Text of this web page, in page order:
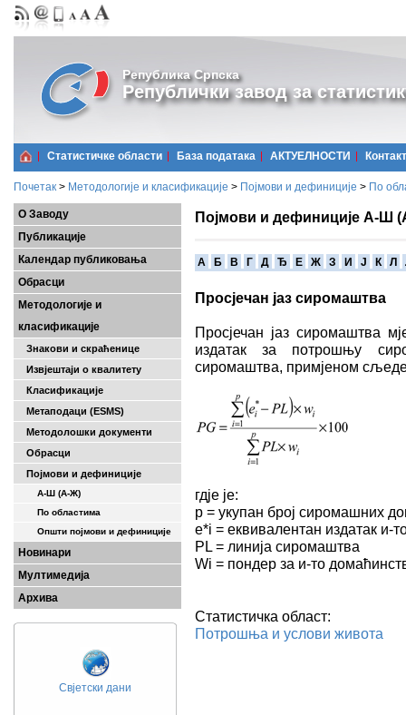
Република Српска
Републички завод за
Статистичке области Базa података АКТУЕЛНОСТИ Контакт
Почетак > Методологије и класификације > Појмови и дефиниције > По
О Заводу
Публикације
Календар публиковања
Обрасци
Методологије и
класификације
Знакови и скраћенице
Извјештаји о квалитету
Класификације
Метаподаци (ESMS)
Методолошки документи
Обрасци
Појмови и дефиниције
А-Ш (A-Ж)
По областима
Општи појмови и дефиниције
Новинари
Мултимедија
Архива
Свјетски дани
Појмови и дефиниције А-Ш
A Б В Г Д Ђ Е Ж З И Ј К Л
Просјечан јаз сиромаштва
Просјечан јаз сиромаштва
издатак за потрошњу
сиромаштва, примјеном
гдје је:
p = укупан број сиромашних
е*i = еквивалентан издатак и-
PL = линија сиромаштва
Wi = пондер за и-то
Статистичка област:
Потрошња и услови живота